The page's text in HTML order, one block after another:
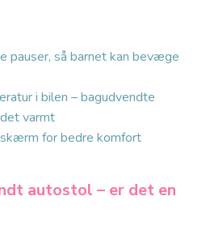
pauser, så barnet kan bevæge
i bilen – bagudvendte
varmt
for bedre komfort
autostol – er det en